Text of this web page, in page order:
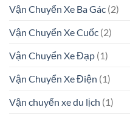
Vận Chuyển Xe Ba Gác (2)
Vận Chuyển Xe Cuốc (2)
Vận Chuyển Xe Đạp (1)
Vận Chuyển Xe Điện (1)
Vận chuyển xe du lịch (1)